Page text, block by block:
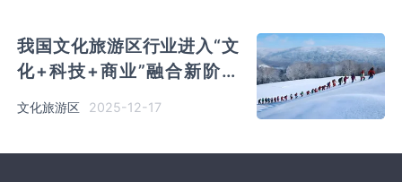
我国文化旅游区行业进入“文
化+科技+商业”融合新阶段
整合运营型企业优势凸显
文化旅游区 2025-12-17